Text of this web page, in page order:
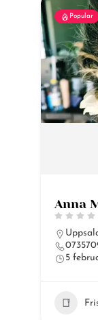
Popular
Anna
5